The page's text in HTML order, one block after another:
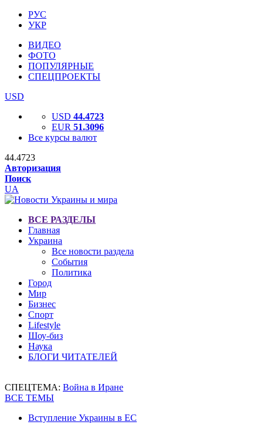
РУС
УКР
ВИДЕО
ФОТО
ПОПУЛЯРНЫЕ
СПЕЦПРОЕКТЫ
USD
USD 44.4723
EUR 51.3096
Все курсы валют
44.4723
Авторизация
Поиск
UA
ВСЕ РАЗДЕЛЫ
Главная
Украина
Все новости раздела
События
Политика
Город
Мир
Бизнес
Спорт
Lifestyle
Шоу-биз
Наука
БЛОГИ ЧИТАТЕЛЕЙ
СПЕЦТЕМА: Война в Иране
ВСЕ ТЕМЫ
Вступление Украины в ЕС